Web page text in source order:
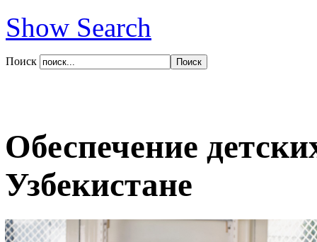
Show Search
Поиск
Обеспечение
Узбекистане